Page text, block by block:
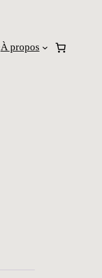
À propos